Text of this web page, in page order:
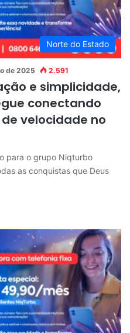
Norte do Estado
de 2025 2.591
e simplicidade,
conectando
de velocidade no
para o grupo Niqturbo
as conquistas que Deus